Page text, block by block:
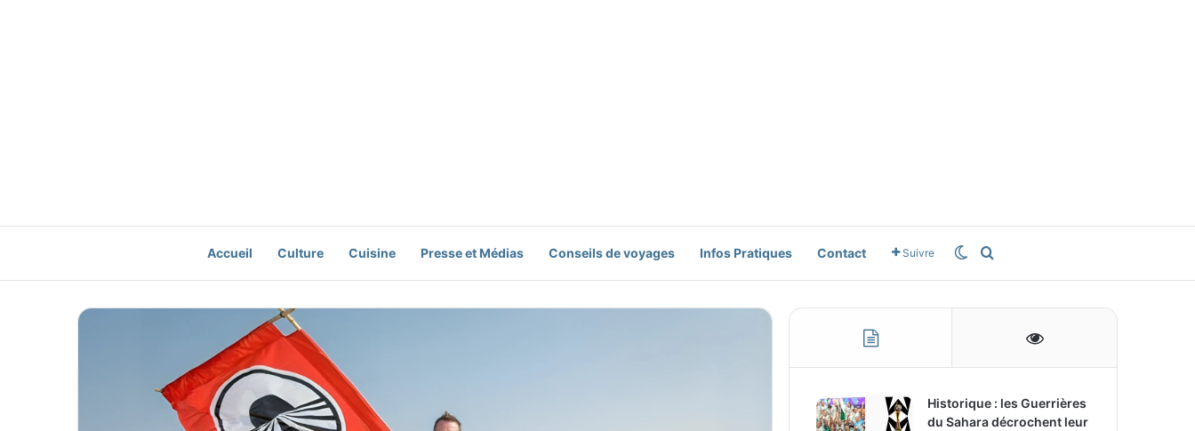
Accueil Culture Cuisine Presse et Médias Conseils de voyages Infos Pratiques Contact Suivre Switch skin
Historique : les Guerrières
du Sahara décrochent leur